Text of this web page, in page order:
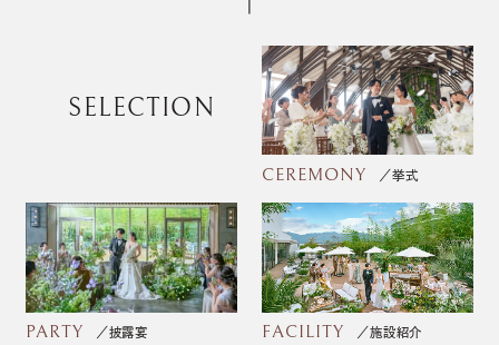
SELECTION
CEREMONY 挙式
PARTY 披露宴 FACILITY 施設紹介